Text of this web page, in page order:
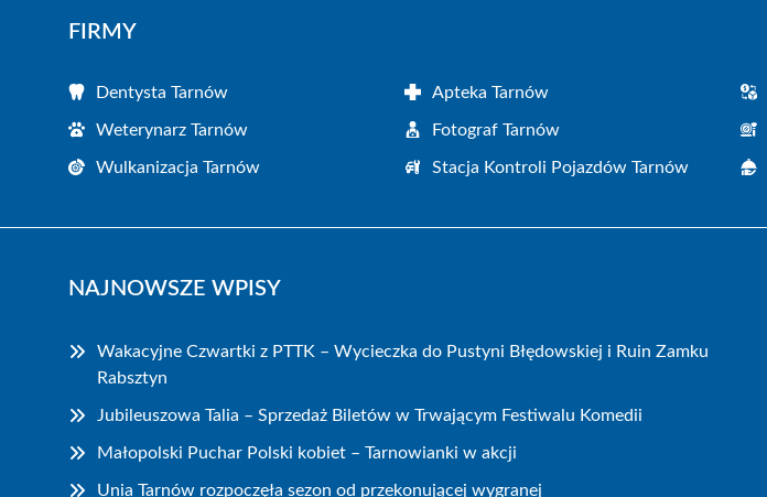
FIRMY
Dentysta Tarnów Apteka Tarnów
Weterynarz Tarnów Fotograf Tarnów
Wulkanizacja Tarnów Stacja Kontroli Pojazdów Tarnów
NAJNOWSZE WPISY
Wakacyjne Czwartki z PTTK – Wycieczka do Pustyni Błędowskiej i Ruin Zamku
Rabsztyn
Jubileuszowa Talia – Sprzedaż Biletów w Trwającym Festiwalu Komedii
Małopolski Puchar Polski kobiet – Tarnowianki w akcji
Unia Tarnów rozpoczęła sezon od przekonującej wygranej